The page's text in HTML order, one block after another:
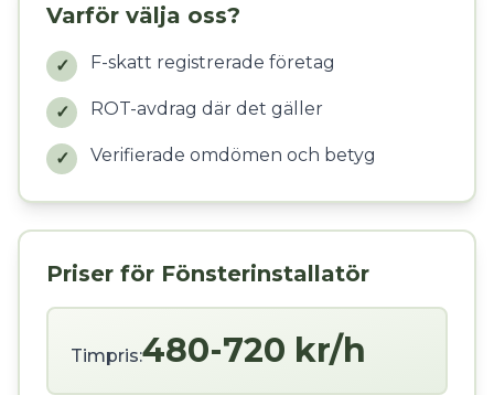
Varför välja oss?
✓ F-skatt registrerade företag
✓ ROT-avdrag där det gäller
✓ Verifierade omdömen och betyg
Priser för Fönsterinstallatör
Timpris:480-720 kr/h